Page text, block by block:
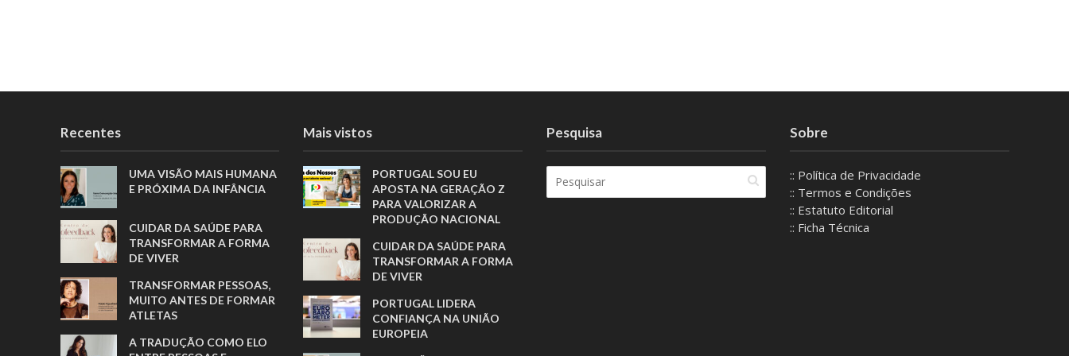
Recentes
UMA VISÃO MAIS HUMANA
E PRÓXIMA DA INFÂNCIA
CUIDAR DA SAÚDE PARA
TRANSFORMAR A FORMA
DE VIVER
TRANSFORMAR PESSOAS,
MUITO ANTES DE FORMAR
ATLETAS
A TRADUÇÃO COMO ELO
Mais vistos
PORTUGAL SOU EU
APOSTA NA GERAÇÃO Z
PARA VALORIZAR A
PRODUÇÃO NACIONAL
CUIDAR DA SAÚDE PARA
TRANSFORMAR A FORMA
DE VIVER
PORTUGAL LIDERA
CONFIANÇA NA UNIÃO
EUROPEIA
Pesquisa Sobre
:: Política de Privacidade
:: Termos e Condições
:: Estatuto Editorial
:: Ficha Técnica